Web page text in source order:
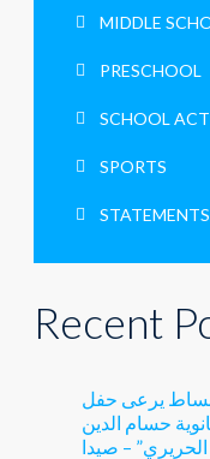
MIDDLE
PRESCHOOL
SCHOOL
SPORTS
STATEMENTS
Recent
يرعى حفل
حسام الدين
الحريري” – صيدا